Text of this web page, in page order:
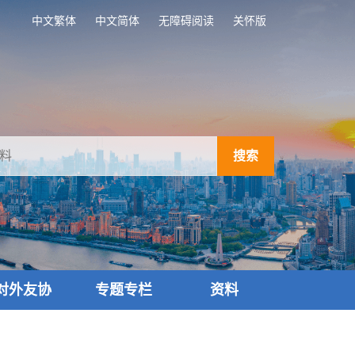
中文繁体 中文简体 无障碍阅读 关怀版
搜索
外友协 专题专栏 资料